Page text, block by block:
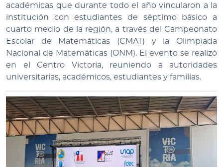
académicas que durante todo el año vincularon a la
institución con estudiantes de séptimo básico a
cuarto medio de la región, a través del Campeonato
Escolar de Matemáticas (CMAT) y la Olimpiada
Nacional de Matemáticas (ONM). El evento se realizó
en el Centro Victoria, reuniendo a autoridades
universitarias, académicos, estudiantes y familias.